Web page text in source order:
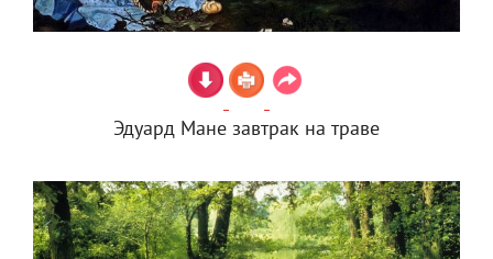
Эдуард Мане завтрак на траве